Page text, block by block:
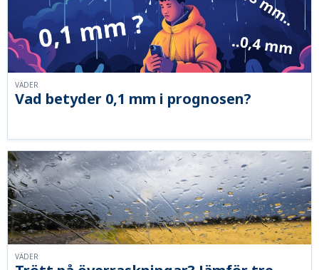
Vad betyder 0,1 mm i prognosen?
VÄDER
VÄDER